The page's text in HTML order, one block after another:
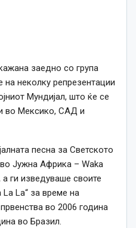
заедно со група
на неколку репрезентации
Мундијал, што ќе се
во Мексико, САД и
песна за Светското
Јужна Африка – Waka
ги изведуваше своите
La La“ за време на
во 2006 година
во Бразил.